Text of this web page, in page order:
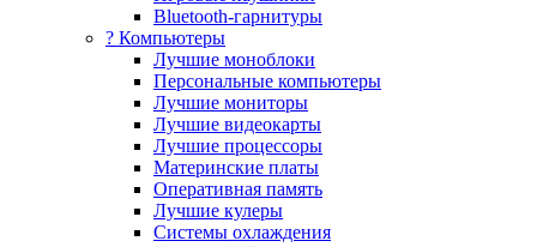
Bluetooth-гарнитуры
?️ Компьютеры
Лучшие моноблоки
Персональные компьютеры
Лучшие мониторы
Лучшие видеокарты
Лучшие процессоры
Материнские платы
Оперативная память
Лучшие кулеры
Системы охлаждения